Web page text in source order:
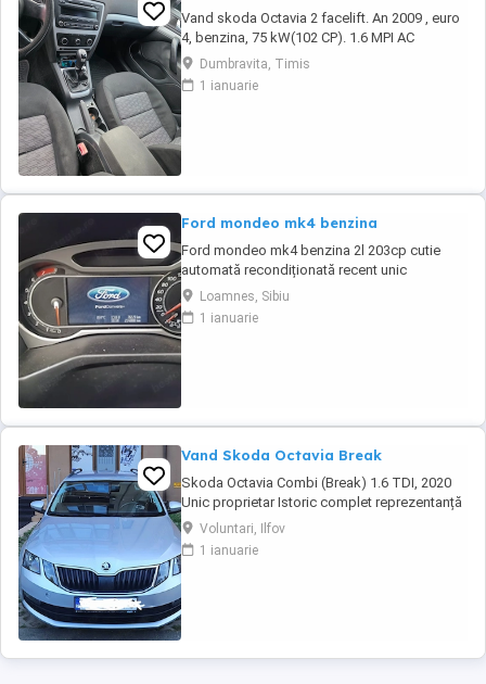
Vand skoda Octavia 2 facelift. An 2009 , euro
4, benzina, 75 kW(102 CP). 1.6 MPI AC
Geamuri electrice fata- Inchidere si
deschidere geamuri de la distanta. Jante aliaj
originale Tempomat Cutie de viteze: manuala
Dumbravita, Timis
1 ianuarie
Ford mondeo mk4 benzina
Ford mondeo mk4 benzina 2l 203cp cutie
automată recondiționată recent unic
proprietar estetic 8 10 cu mici defecte
specifice vârstei cutia dotări toate funcționale
se oferă fiscal preț negociabil pentru mai
Loamnes, Sibiu
1 ianuarie
Vand Skoda Octavia Break
Skoda Octavia Combi (Break) 1.6 TDI, 2020
Unic proprietar Istoric complet reprezentanță
Se vinde Skoda Octavia Combi (Break), an
fabricație 2020, în stare foarte bună de
funcționare și întreținere. Mașina a avut un
Voluntari, Ilfov
1 ianuarie